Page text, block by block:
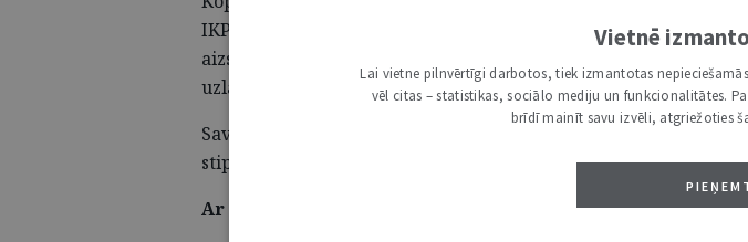
IKP, 2027. gadā – 4,9%, bet 2028. gadā – 4,7%. Šie ieguldījumi
aizsardzības spējas, palielinās iedzīvotāju drošību pret ārējiem
uzlabos robežas infrastruktūru.
Savukārt 3 miljoni eiro tiks novirzīti pierobežas pašvaldībām
stiprināšanai.
Ar izglītību saistītie prioritārie pasākumi
Vietnē
Lai vietne pilnvērtīgi darbotos, tiek izmantotas
vēl citas – statistikas, sociālo mediju un funkcionalitātes.
brīdī mainīt savu izvēli, atgriežoties